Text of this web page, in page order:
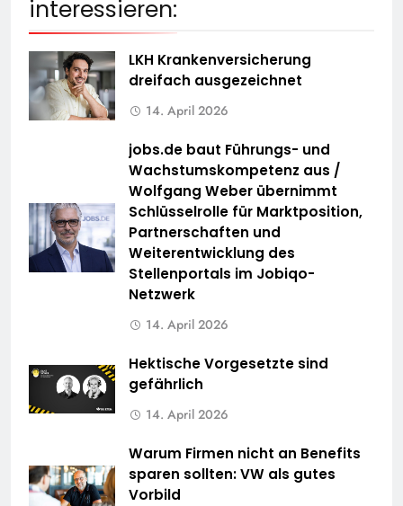
interessieren:
LKH Krankenversicherung
dreifach ausgezeichnet
14. April 2026
jobs.de baut Führungs- und
Wachstumskompetenz aus /
Wolfgang Weber übernimmt
Schlüsselrolle für Marktposition,
Partnerschaften und
Weiterentwicklung des
Stellenportals im Jobiqo-
Netzwerk
14. April 2026
Hektische Vorgesetzte sind
gefährlich
14. April 2026
Warum Firmen nicht an Benefits
sparen sollten: VW als gutes
Vorbild